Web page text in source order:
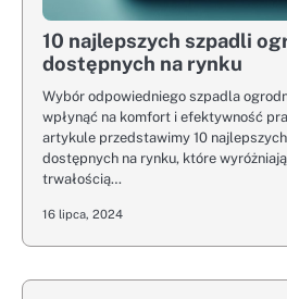
10 najlepszych szpadli
dostępnych na rynku
Wybór odpowiedniego szpadla
wpłynąć na komfort i efektywność
artykule przedstawimy 10
dostępnych na rynku, które
trwałością…
16 lipca, 2024